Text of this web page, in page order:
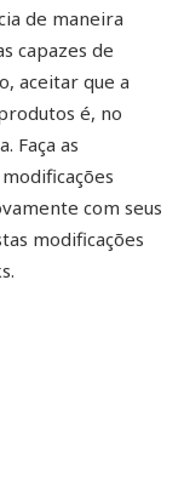
de maneira
capazes de
aceitar que a
é, no
Faça as
com seus
modificações